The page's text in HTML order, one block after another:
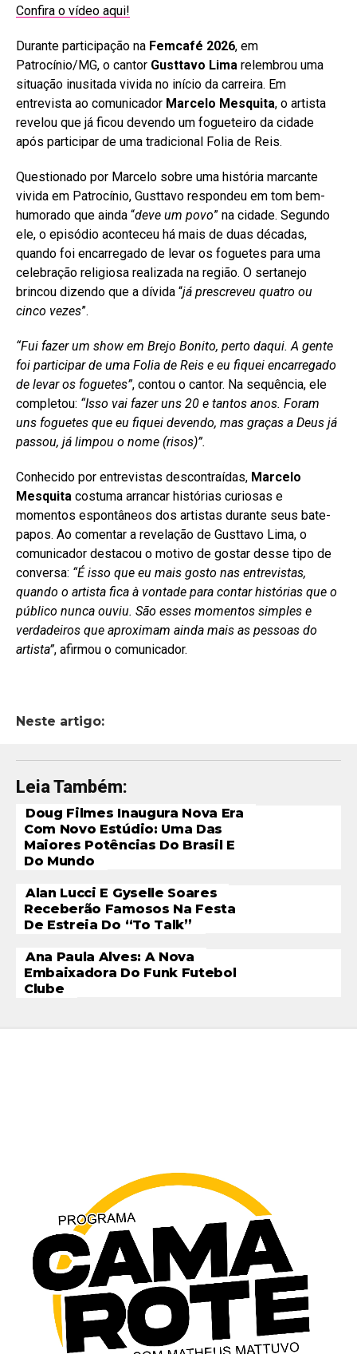
Confira o vídeo aqui!
Durante participação na Femcafé 2026, em
Patrocínio/MG, o cantor Gusttavo Lima relembrou uma
situação inusitada vivida no início da carreira. Em
entrevista ao comunicador Marcelo Mesquita, o artista
revelou que já ficou devendo um fogueteiro da cidade
após participar de uma tradicional Folia de Reis.
Questionado por Marcelo sobre uma história marcante
vivida em Patrocínio, Gusttavo respondeu em tom bem-
humorado que ainda “deve um povo” na cidade. Segundo
ele, o episódio aconteceu há mais de duas décadas,
quando foi encarregado de levar os foguetes para uma
celebração religiosa realizada na região. O sertanejo
brincou dizendo que a dívida “já prescreveu quatro ou
cinco vezes”.
“Fui fazer um show em Brejo Bonito, perto daqui. A gente
foi participar de uma Folia de Reis e eu fiquei encarregado
de levar os foguetes”, contou o cantor. Na sequência, ele
completou: “Isso vai fazer uns 20 e tantos anos. Foram
uns foguetes que eu fiquei devendo, mas graças a Deus já
passou, já limpou o nome (risos)”.
Conhecido por entrevistas descontraídas, Marcelo
Mesquita costuma arrancar histórias curiosas e
momentos espontâneos dos artistas durante seus bate-
papos. Ao comentar a revelação de Gusttavo Lima, o
comunicador destacou o motivo de gostar desse tipo de
conversa: “É isso que eu mais gosto nas entrevistas,
quando o artista fica à vontade para contar histórias que o
público nunca ouviu. São esses momentos simples e
verdadeiros que aproximam ainda mais as pessoas do
artista”, afirmou o comunicador.
Neste artigo:
Leia Também:
Doug Filmes Inaugura Nova Era
Com Novo Estúdio: Uma Das
Maiores Potências Do Brasil E
Do Mundo
Alan Lucci E Gyselle Soares
Receberão Famosos Na Festa
De Estreia Do “To Talk”
Ana Paula Alves: A Nova
Embaixadora Do Funk Futebol
Clube